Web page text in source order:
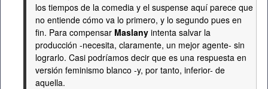
los tiempos de la comedia y el suspense aquí parece que
no entiende cómo va lo primero, y lo segundo pues en
fin. Para compensar Maslany intenta salvar la
producción -necesita, claramente, un mejor agente- sin
lograrlo. Casi podríamos decir que es una respuesta en
versión feminismo blanco -y, por tanto, inferior- de
aquella.